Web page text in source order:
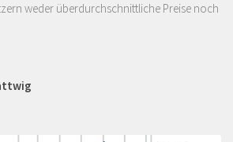
weder überdurchschnittliche Preise noch